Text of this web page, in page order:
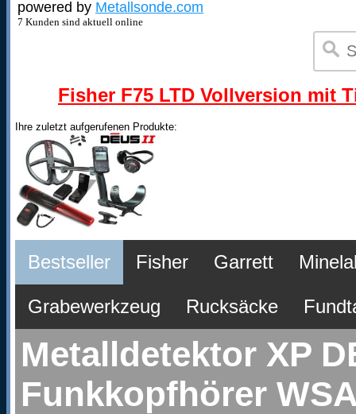
powered by Metallsonde.com
7 Kunden sind aktuell online
Fisher F75 LTD Vollversion mit
Ihre zuletzt aufgerufenen Produkte:
Bestseller Fisher Garrett
Grabewerkzeug Rucksäcke
Metalldetektor XP
Funkkopfhörer